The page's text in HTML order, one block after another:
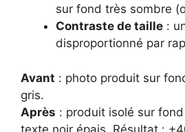
sur fond très sombre
Contraste de taille :
disproportionné par
Avant : photo produit sur
gris.
Après : produit isolé sur
texte noir épais. Résultat :